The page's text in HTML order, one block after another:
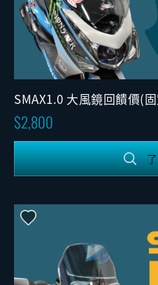
SMAX1.0 大風鏡回饋價(
2,800